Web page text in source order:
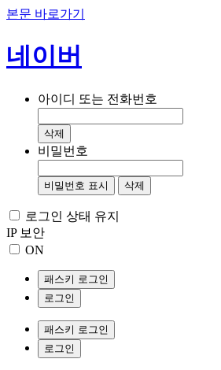
본문 바로가기
네이버
아이디 또는 전화번호
삭제
비밀번호
비밀번호 표시 삭제
로그인 상태 유지
IP 보안
ON
패스키 로그인
로그인
패스키 로그인
로그인